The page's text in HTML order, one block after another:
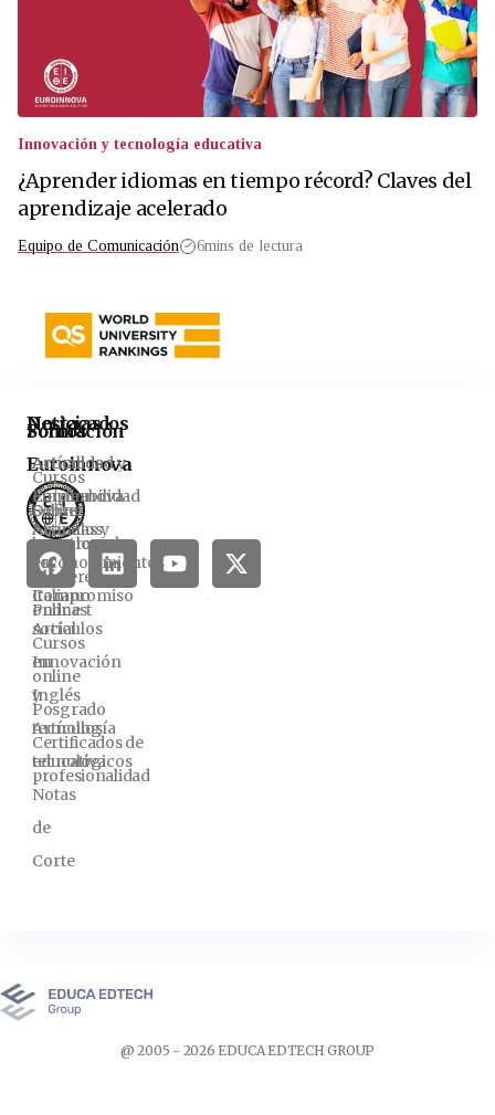
Innovación y tecnología educativa
¿Aprender idiomas en tiempo récord? Claves del
aprendizaje acelerado
Equipo de Comunicación 6mins de lectura
Noticias
Actualidad y
empleabilidad
Alianzas y
reconocimientos
Compromiso
social
Innovación
y
tecnología
educativa
Destacados
Artículos
Euroinnova
Artículos
en
Italiano
Artículos
en
Inglés
Artículos
tecnológicos
Notas
de
Corte
Formación
Cursos
Online
homologados
Másteres
online
Cursos
online
Posgrado
Certificados de
profesionalidad
Somos
Euroinnova
Sobre
nosotros
Blog
Podcast
@ 2005 - 2026 EDUCA EDTECH GROUP